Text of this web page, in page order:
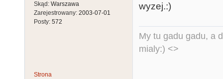
Skąd: Warszawa
Zarejestrowany: 2003-07-01
Posty: 572
wyzej.:)
My tu gadu gadu, a
mialy:) <>
Strona